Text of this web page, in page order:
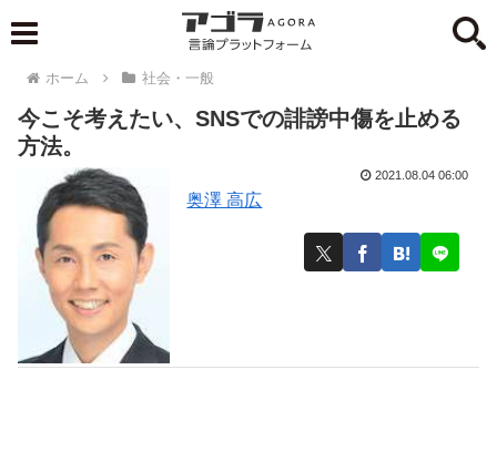
ホーム 社会・一般
今こそ考えたい、SNSでの誹謗中傷を止める
方法。
奥澤 高広
2021.08.04 06:00